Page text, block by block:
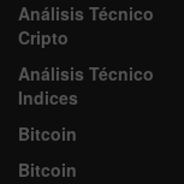
Análisis Técnico
Cripto
Análisis Técnico
Indices
Bitcoin
Bitcoin